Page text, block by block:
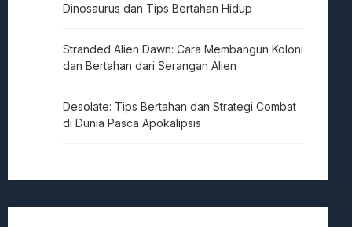
Dinosaurus dan Tips Bertahan Hidup
Stranded Alien Dawn: Cara Membangun Koloni
dan Bertahan dari Serangan Alien
Desolate: Tips Bertahan dan Strategi Combat
di Dunia Pasca Apokalipsis